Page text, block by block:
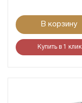
В корзину
Купить в 1 клик